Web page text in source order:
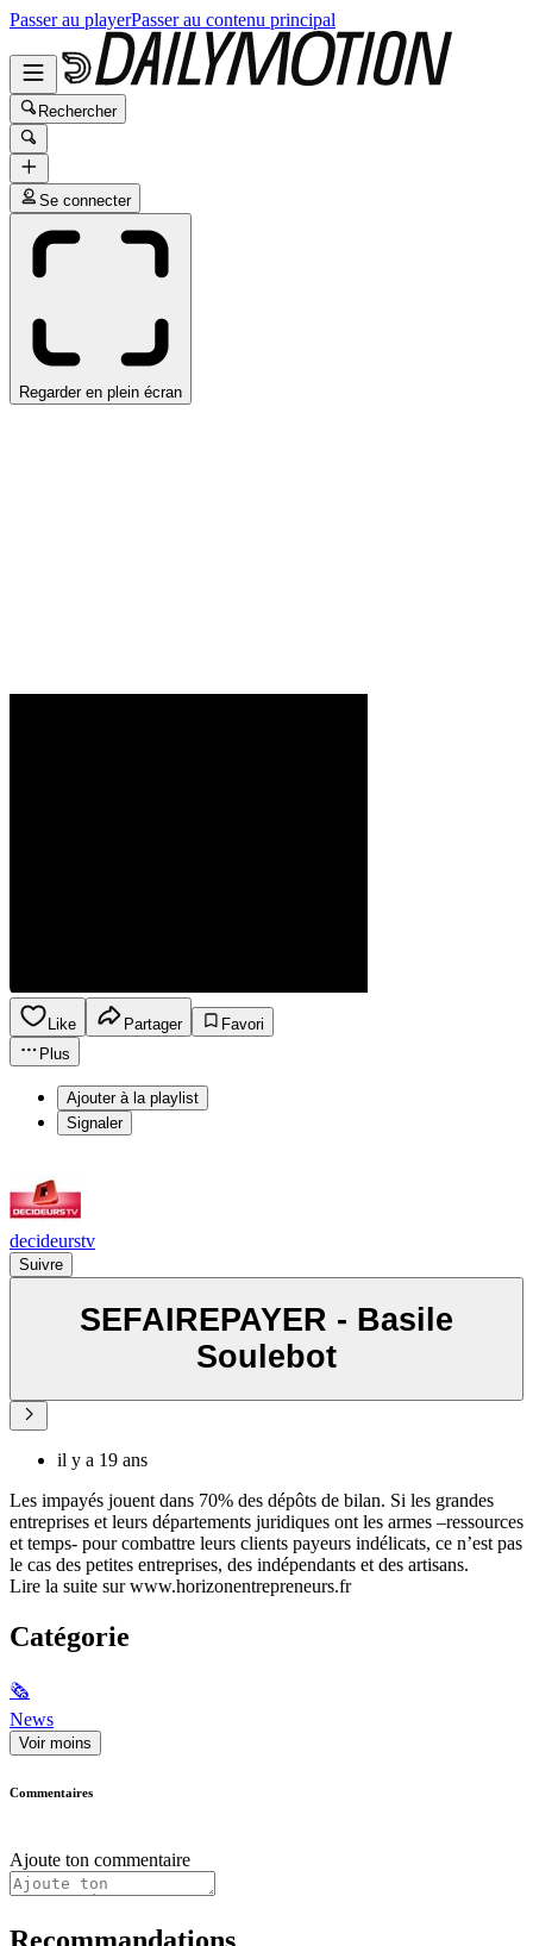
Passer au playerPasser au contenu principal
Rechercher
Se connecter
Regarder en plein écran
Like Partager
Favori
Plus
Ajouter à la playlist
Signaler
decideurstv
Suivre
SEFAIREPAYER - Basile
Soulebot
il y a 19 ans
Les impayés jouent dans 70% des dépôts de bilan. Si les grandes
entreprises et leurs départements juridiques ont les armes –ressources
et temps- pour combattre leurs clients payeurs indélicats, ce n’est pas
le cas des petites entreprises, des indépendants et des artisans.
Lire la suite sur www.horizonentrepreneurs.fr
Catégorie
🗞
News
Voir moins
Commentaires
Ajoute ton commentaire